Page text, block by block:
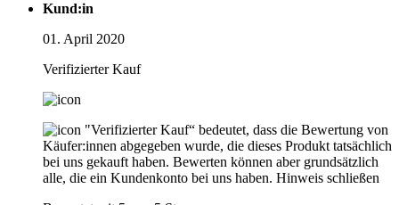
Kund:in
01. April 2020
Verifizierter Kauf
"Verifizierter Kauf“ bedeutet, dass die Bewertung von
Käufer:innen abgegeben wurde, die dieses Produkt tatsächlich
bei uns gekauft haben. Bewerten können aber grundsätzlich
alle, die ein Kundenkonto bei uns haben. Hinweis schließen